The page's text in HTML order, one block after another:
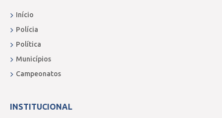
HORÁRIO:
COMO: Via Youtube. Canal:
Fonte: ascom
Início
Polícia
Política
Municípios
Campeonatos
INSTITUCIONAL